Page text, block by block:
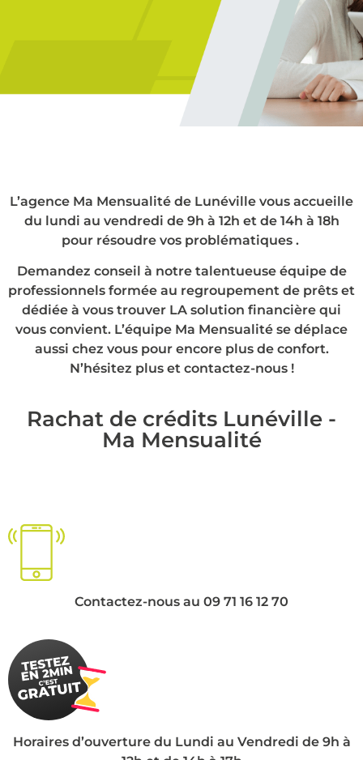
L’agence Ma Mensualité de Lunéville vous accueille
du lundi au vendredi de 9h à 12h et de 14h à 18h
pour résoudre vos problématiques .
Demandez conseil à notre talentueuse équipe de
professionnels formée au regroupement de prêts et
dédiée à vous trouver LA solution financière qui
vous convient. L’équipe Ma Mensualité se déplace
aussi chez vous pour encore plus de confort.
N’hésitez plus et contactez-nous !
Rachat de crédits Lunéville -
Ma Mensualité
Contactez-nous au 09 71 16 12 70
Horaires d’ouverture du Lundi au Vendredi de 9h à